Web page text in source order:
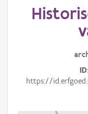
Erfgoedobject
Thema
ID
https://